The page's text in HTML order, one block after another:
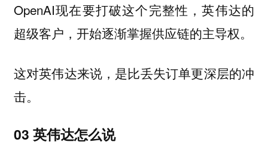
OpenAI现在要打破这个完整性，英伟达的
超级客户，开始逐渐掌握供应链的主导权。
这对英伟达来说，是比丢失订单更深层的冲
击。
03 英伟达怎么说